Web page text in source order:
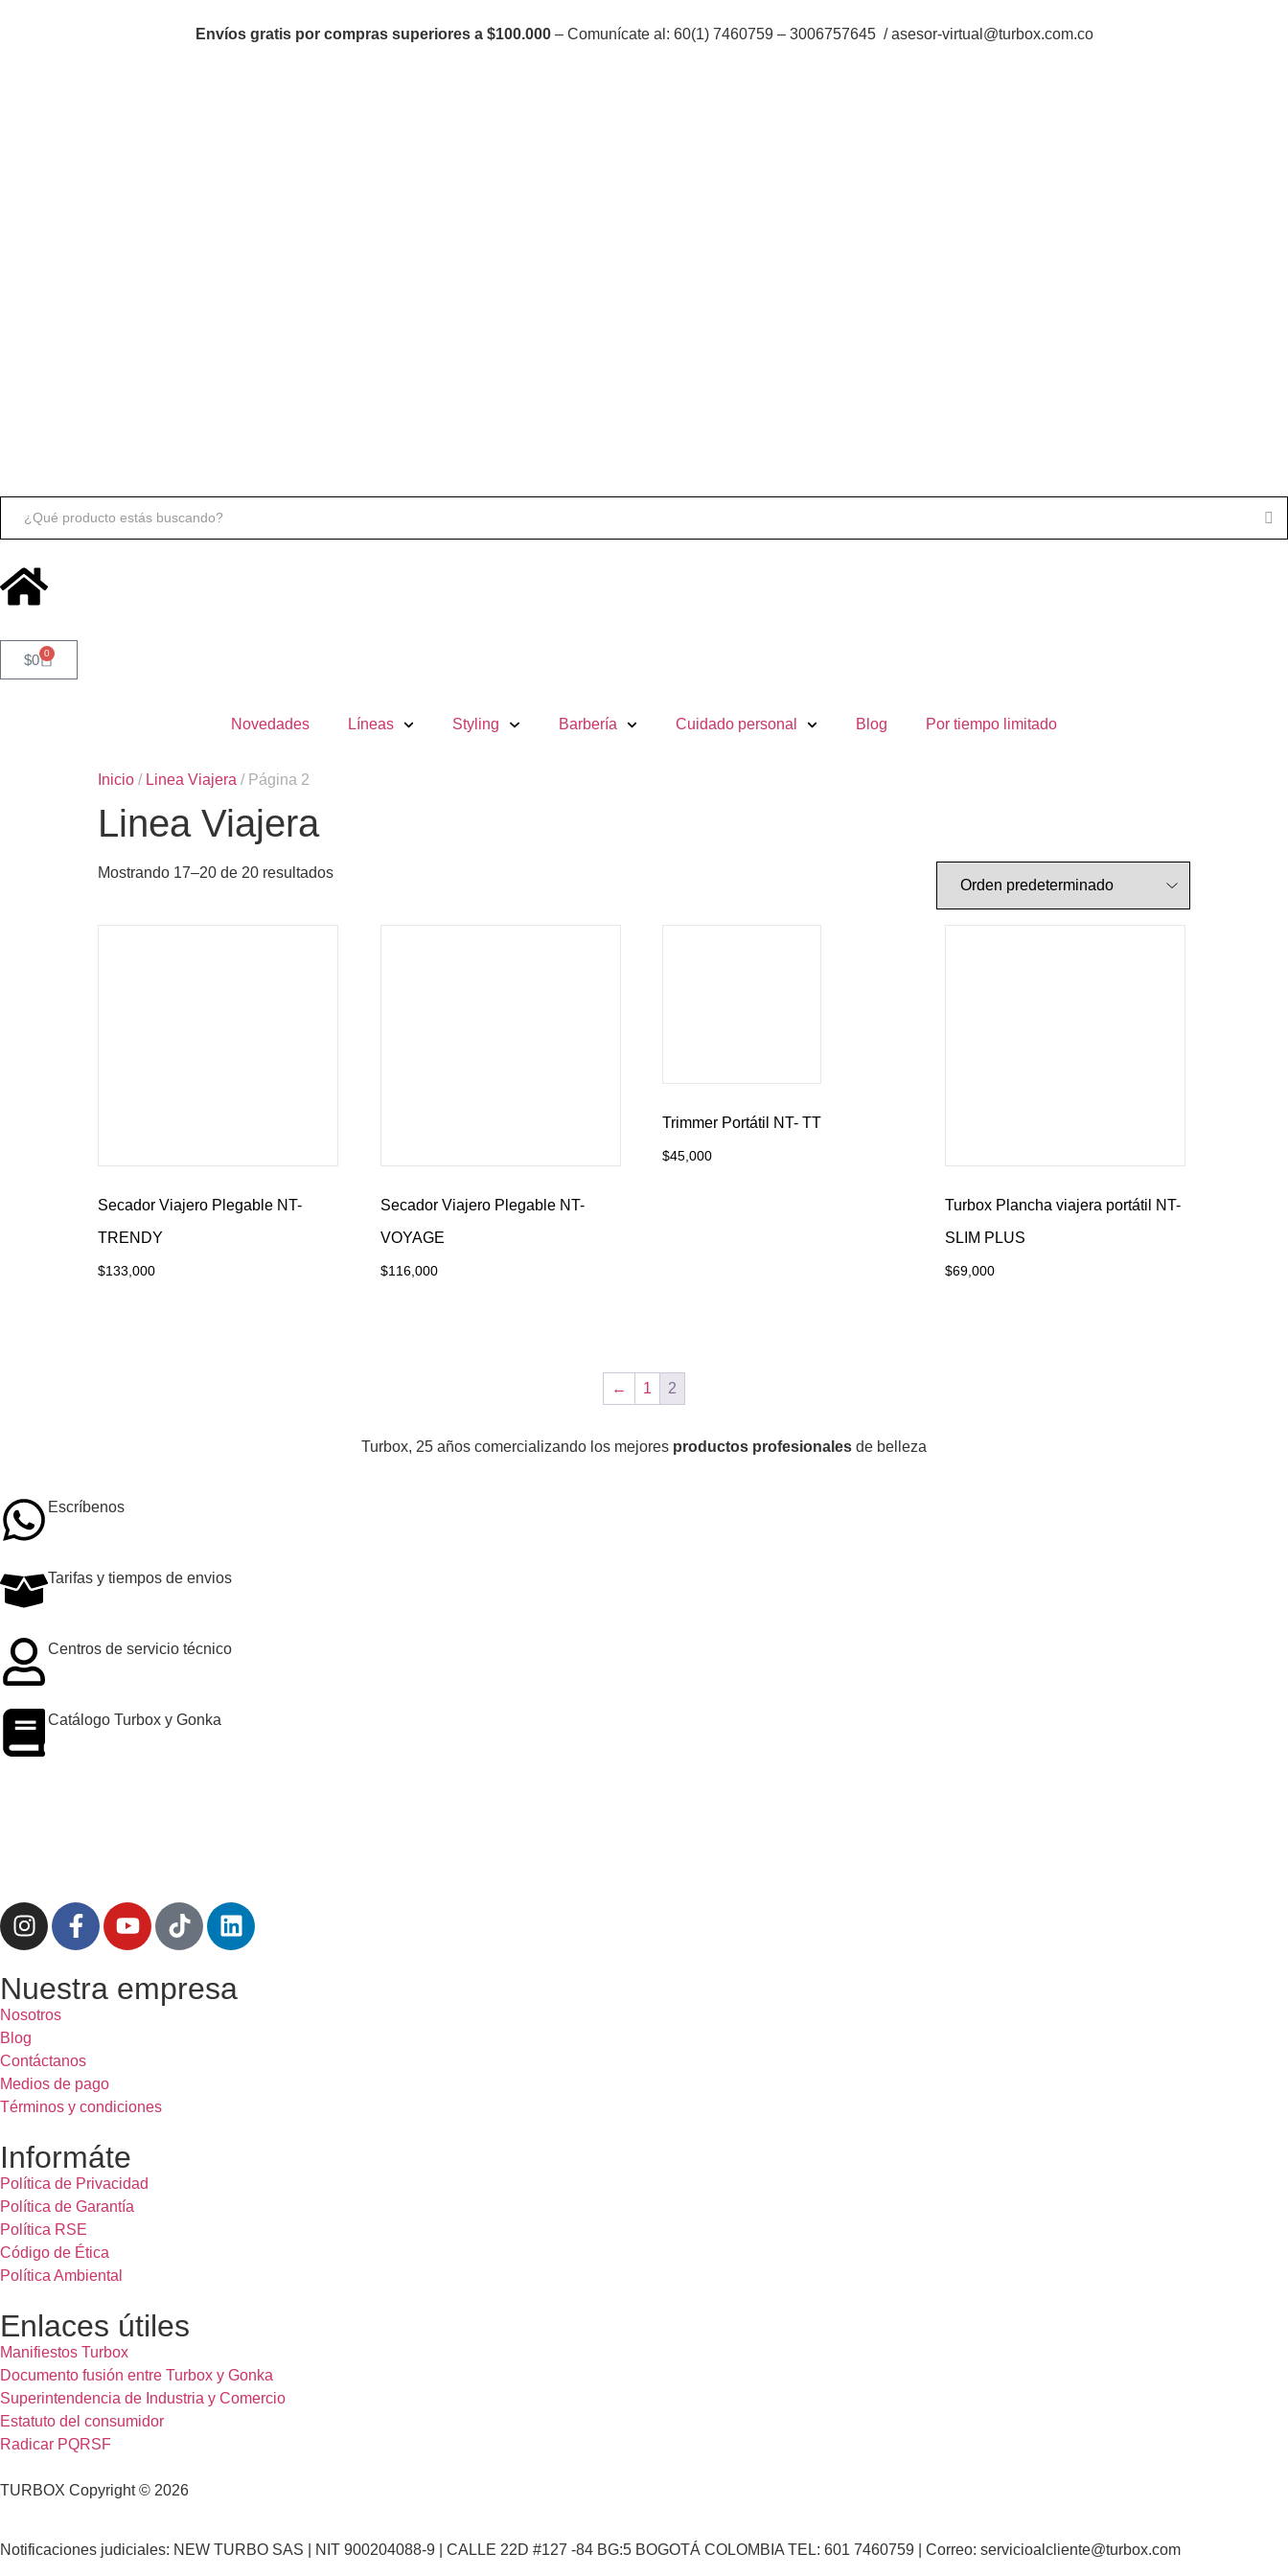
Envíos gratis por compras superiores a $100.000– Comunícate al: 60(1) 7460759 – 3006757645 / asesor-virtual@turbox.com.co
Buscar:
$0 0
Novedades Líneas Styling Barbería Cuidado personal Blog Por tiempo limitado
Inicio / Linea Viajera / Página 2
Linea Viajera
Mostrando 17–20 de 20 resultados
Secador Viajero Plegable NT-
TRENDY
$133,000
Secador Viajero Plegable NT-
VOYAGE
$116,000
Trimmer Portátil NT- TT
$45,000
Turbox Plancha viajera portátil NT-
SLIM PLUS
$69,000
← 1 2
Turbox, 25 años comercializando los mejores productos profesionales de belleza
Escríbenos
Tarifas y tiempos de envios
Centros de servicio técnico
Catálogo Turbox y Gonka
Nuestra empresa
Nosotros
Blog
Contáctanos
Medios de pago
Términos y condiciones
Informáte
Política de Privacidad
Política de Garantía
Política RSE
Código de Ética
Política Ambiental
Enlaces útiles
Manifiestos Turbox
Documento fusión entre Turbox y Gonka
Superintendencia de Industria y Comercio
Estatuto del consumidor
Radicar PQRSF
TURBOX Copyright © 2026
Notificaciones judiciales: NEW TURBO SAS | NIT 900204088-9 | CALLE 22D #127 -84 BG:5 BOGOTÁ COLOMBIA TEL: 601 7460759 | Correo: servicioalcliente@turbox.com